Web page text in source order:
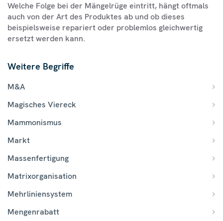
Welche Folge bei der Mängelrüge eintritt, hängt oftmals
auch von der Art des Produktes ab und ob dieses
beispielsweise repariert oder problemlos gleichwertig
ersetzt werden kann.
Weitere Begriffe
M&A
Magisches Viereck
Mammonismus
Markt
Massenfertigung
Matrixorganisation
Mehrliniensystem
Mengenrabatt